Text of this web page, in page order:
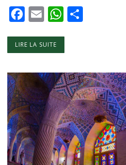
Facebook
EmailWhatsApp
LIRE LA SUITE